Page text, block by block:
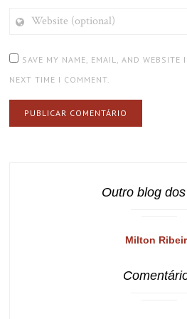
(OPTIONAL)
SAVE MY NAME, EMAIL, AND WEBSITE
NEXT TIME I COMMENT.
Outro blog
Milton